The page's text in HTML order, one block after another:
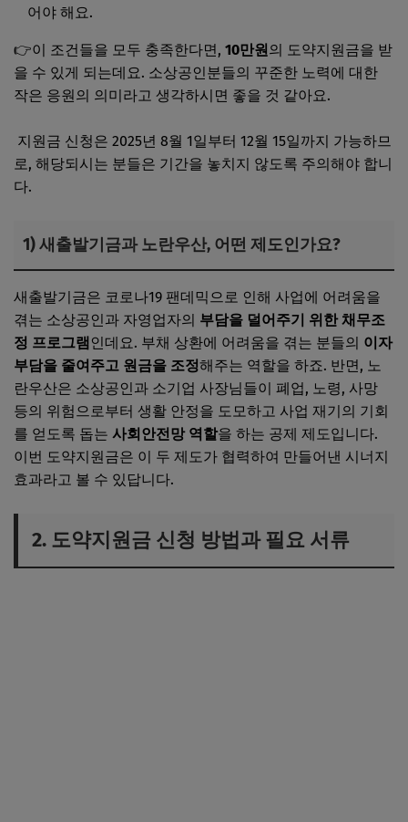
어야 해요.
👉이 조건들을 모두 충족한다면, 10만원의 도약지원금을 받
을 수 있게 되는데요. 소상공인분들의 꾸준한 노력에 대한
작은 응원의 의미라고 생각하시면 좋을 것 같아요.
지원금 신청은 2025년 8월 1일부터 12월 15일까지 가능하므
로, 해당되시는 분들은 기간을 놓치지 않도록 주의해야 합니
다.
1) 새출발기금과 노란우산, 어떤 제도인가요?
새출발기금은 코로나19 팬데믹으로 인해 사업에 어려움을
겪는 소상공인과 자영업자의 부담을 덜어주기 위한 채무조
정 프로그램 인데요. 부채 상환에 어려움을 겪는 분들의 이자
부담을 줄여주고 원금을 조정해주는 역할을 하죠. 반면, 노
란우산은 소상공인과 소기업 사장님들이 폐업, 노령, 사망
등의 위험으로부터 생활 안정을 도모하고 사업 재기의 기회
를 얻도록 돕는 사회안전망 역할을 하는 공제 제도입니다.
이번 도약지원금은 이 두 제도가 협력하여 만들어낸 시너지
효과라고 볼 수 있답니다.
2. 도약지원금 신청 방법과 필요 서류